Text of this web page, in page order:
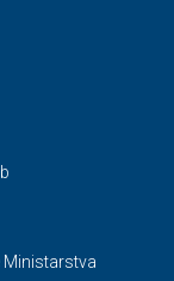
Ministarstva